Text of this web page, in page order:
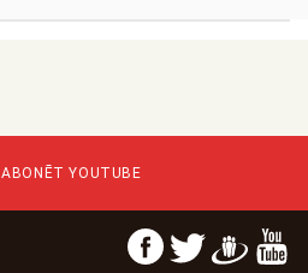
ABONĒT YOUTUBE